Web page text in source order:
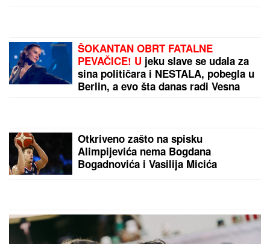
ŠOKANTAN OBRT FATALNE
PEVAČICE! U jeku slave se udala za
sina političara i NESTALA, pobegla u
Berlin, a evo šta danas radi Vesna
Otkriveno zašto na spisku
Alimpijevića nema Bogdana
Bogadnovića i Vasilija Micića